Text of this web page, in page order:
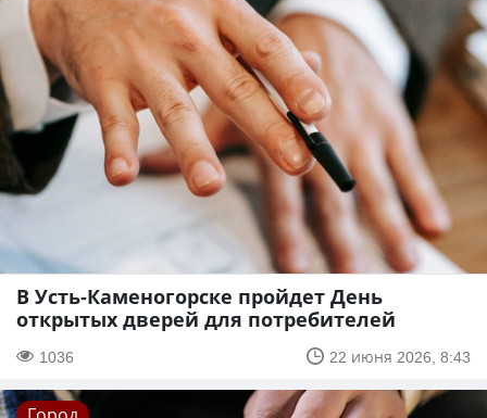
В Усть-Каменогорске пройдет День
открытых дверей для потребителей
1036 22 июня 2026, 8:43